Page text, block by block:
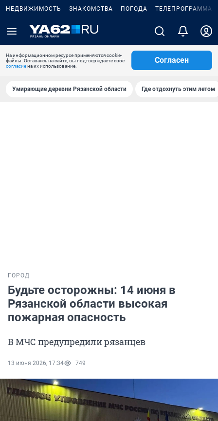
НЕДВИЖИМОСТЬ ЗНАКОМСТВА ПОГОДА ТЕЛЕПРОГРАММА
На информационном ресурсе применяются cookie-
файлы. Оставаясь на сайте, вы подтверждаете свое
согласиена их использование.
Согласен
Умирающие деревни Рязанской области Где отдохнуть этим летом
ГОРОД
Будьте осторожны: 14 июня в
Рязанской области высокая
пожарная опасность
В МЧС предупредили рязанцев
13 июня 2026, 17:34 749